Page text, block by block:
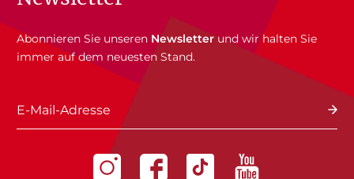
Abonnieren Sie unseren Newsletterund wir halten Sie
immer auf dem neuesten Stand.
E-Mail-Adresse